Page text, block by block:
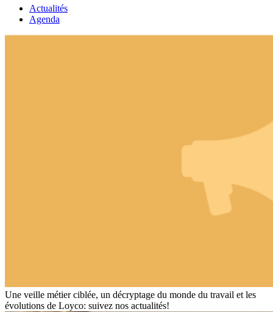
Actualités
Agenda
Une veille métier ciblée, un décryptage du monde du travail et les
évolutions de Loyco: suivez nos actualités!